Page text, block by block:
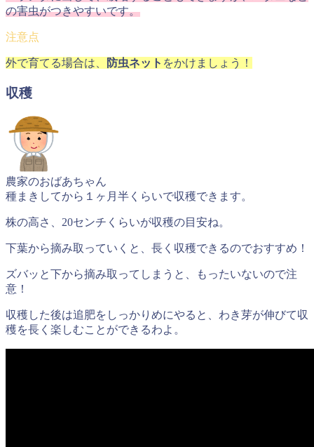
の害虫がつきやすいです。
外で育てる場合は、 防虫ネット をかけましょう！
収穫
農家のおばあちゃん
種まきしてから１ヶ月半くらいで収穫できます。
株の高さ、20センチくらいが収穫の目安ね。
下葉から摘み取っていくと、長く収穫できるのでおすすめ！
ズバッと下から摘み取ってしまうと、もったいないので注
意！
収穫した後は追肥をしっかりめにやると、わき芽が伸びて収
穫を長く楽しむことができるわよ。